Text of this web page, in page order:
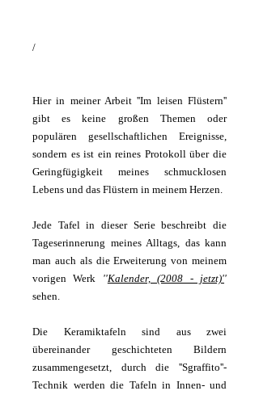
/
Hier in meiner Arbeit ''Im leisen Flüstern''
gibt es keine großen Themen oder
populären gesellschaftlichen Ereignisse,
sondern es ist ein reines Protokoll über die
Geringfügigkeit meines schmucklosen
Lebens und das Flüstern in meinem Herzen.
Jede Tafel in dieser Serie beschreibt die
Tageserinnerung meines Alltags, das kann
man auch als die Erweiterung von meinem
vorigen Werk ''Kalender, (2008 - jetzt)''
sehen.
Die Keramiktafeln sind aus zwei
übereinander geschichteten Bildern
zusammengesetzt, durch die ''Sgraffito''-
Technik werden die Tafeln in Innen- und